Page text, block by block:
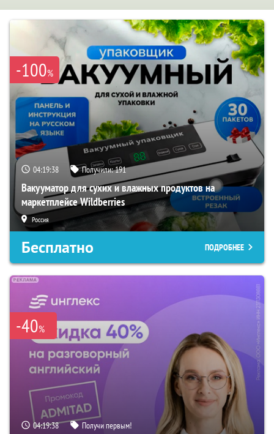
-100%
04:19:36 Получили:191
Вакууматор для сухих и влажных продуктов на
маркетплейсе Wildberries
Россия
Бесплатно ПОДРОБНЕЕ
-40%
04:19:36 Получи первым!